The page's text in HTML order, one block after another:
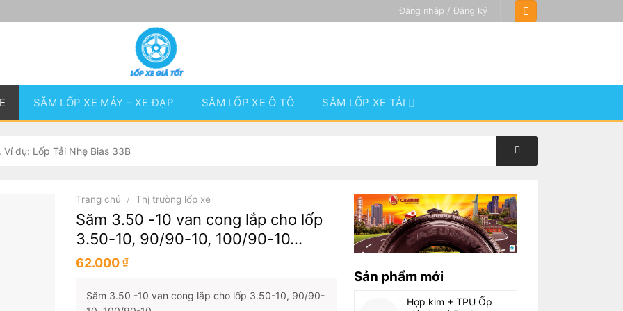
Đăng nhập / Đăng ký
SĂM LỐP XE MÁY – XE ĐẠP SĂM LỐP XE Ô TÔ SĂM LỐP XE TẢI
Sản phẩm mới
Hợp kim + TPU Ốp
Trang chủ / Thị trường lốp xe
Săm 3.50 -10 van cong lắp cho lốp
3.50-10, 90/90-10, 100/90-10…
62.000 ₫
Săm 3.50 -10 van cong lắp cho lốp 3.50-10, 90/90-